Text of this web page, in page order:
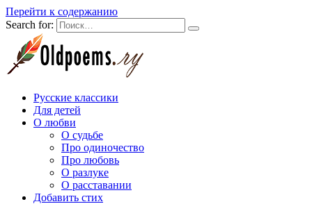
Перейти к содержанию
Search for:
Русские классики
Для детей
О любви
О судьбе
Про одиночество
Про любовь
О разлуке
О расставании
Добавить стих